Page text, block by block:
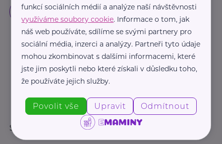
Sledujte nás:
funkcí sociálních médií a analýze naší návštěvnosti
využíváme soubory cookie. Informace o tom, jak
náš web používáte, sdílíme se svými partnery pro
sociální média, inzerci a analýzy. Partneři tyto údaje
mohou zkombinovat s dalšími informacemi, které
jste jim poskytli nebo které získali v důsledku toho,
že používáte jejich služby.
Povolit vše Upravit Odmítnout